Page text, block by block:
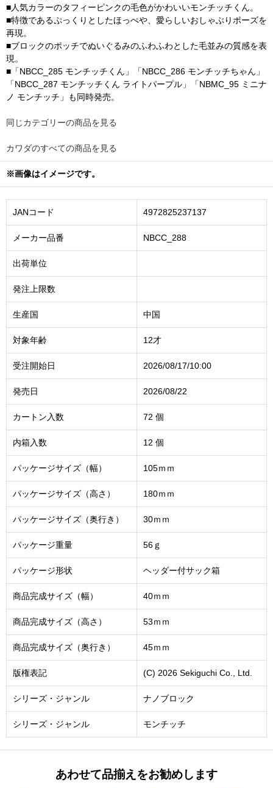
■人気カラーのタフィーピンクの毛色がかわいいモンチッチくん。
■特徴であるぷっくりとしたほっぺや、愛らしいおしゃぶりポーズを
再現。
■ブロックのポッチでぬいぐるみのふわふわとした毛並みの質感を表
現。
■「NBCC_285 モンチッチくん」「NBCC_286 モンチッチちゃん」
「NBCC_287 モンチッチくん ライトパープル」「NBMC_95 ミニナ
ノ モンチッチ」も同時発売。
同じカテゴリーの商品を見る
カワダのすべての商品を見る
※画像はイメージです。
JANコード 4972825237137
メーカー品番 NBCC_288
出荷単位
発注上限数
生産国 中国
対象年齢 12才
受注開始日 2026/08/17/10:00
発売日 2026/08/22
カートン入数 72 個
内箱入数 12 個
パッケージサイズ（幅） 105ｍｍ
パッケージサイズ（高さ） 180ｍｍ
パッケージサイズ（奥行き） 30ｍｍ
パッケージ重量 56ｇ
パッケージ形状 ヘッダー付サック箱
商品完成サイズ（幅） 40ｍｍ
商品完成サイズ（高さ） 53ｍｍ
商品完成サイズ（奥行き） 45ｍｍ
版権表記 (C) 2026 Sekiguchi Co., Ltd.
シリーズ・ジャンル ナノブロック
シリーズ・ジャンル モンチッチ
あわせて品揃えをお勧めします